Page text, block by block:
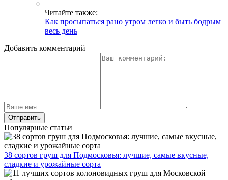
Читайте также:
Как просыпаться рано утром легко и быть бодрым
весь день
Добавить комментарий
Популярные статьи
38 сортов груш для Подмосковья: лучшие, самые вкусные,
сладкие и урожайные сорта